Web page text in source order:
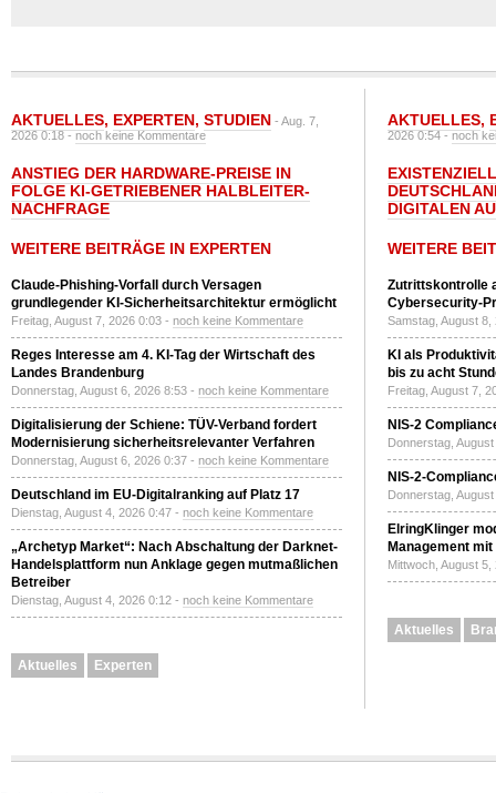
AKTUELLES, EXPERTEN, STUDIEN - Aug. 7,
2026 0:18 -noch keine Kommentare
ANSTIEG DER HARDWARE-PREISE IN
FOLGE KI-GETRIEBENER HALBLEITER-
NACHFRAGE
WEITERE BEITRÄGE IN EXPERTEN
Claude-Phishing-Vorfall durch Versagen
grundlegender KI-Sicherheitsarchitektur ermöglicht
Freitag, August 7, 2026 0:03 - noch keine Kommentare
Reges Interesse am 4. KI-Tag der Wirtschaft des
Landes Brandenburg
Donnerstag, August 6, 2026 8:53 - noch keine Kommentare
Digitalisierung der Schiene: TÜV-Verband fordert
Modernisierung sicherheitsrelevanter Verfahren
Donnerstag, August 6, 2026 0:37 - noch keine Kommentare
Deutschland im EU-Digitalranking auf Platz 17
Dienstag, August 4, 2026 0:47 - noch keine Kommentare
„Archetyp Market“: Nach Abschaltung der Darknet-
Handelsplattform nun Anklage gegen mutmaßlichen
Betreiber
Dienstag, August 4, 2026 0:12 - noch keine Kommentare
Aktuelles Experten
AKTUELLES,
2026 0:54 -noch
DIGITALEN
WEITERE
Zutrittskontrolle
Cybersecurity-
Samstag, August
KI als
bis zu acht
Freitag, August 7,
NIS-2
Donnerstag,
NIS-2-
Donnerstag,
ElringKlinger
Management
Mittwoch, August
Aktuelles